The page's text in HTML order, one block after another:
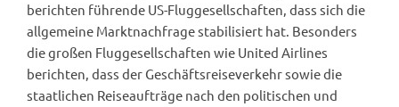
berichten führende US-Fluggesellschaften, dass sich die
allgemeine Marktnachfrage stabilisiert hat. Besonders
die großen Fluggesellschaften wie United Airlines
berichten, dass der Geschäftsreiseverkehr sowie die
staatlichen Reiseaufträge nach den politischen und